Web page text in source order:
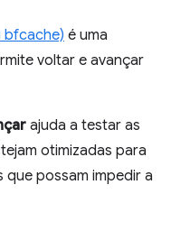
bfcache) é uma
voltar e avançar
ajuda a testar as
otimizadas para
possam impedir a